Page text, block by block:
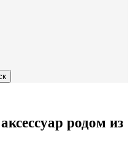
родом из